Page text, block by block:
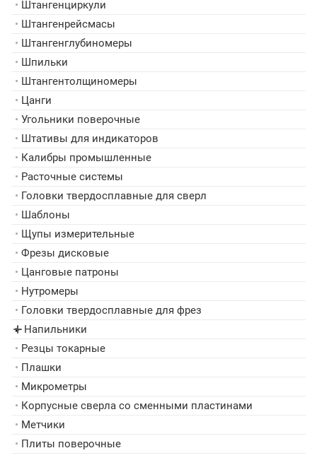
• Штангенциркули
• Штангенрейсмасы
• Штангенглубиномеры
• Шпильки
• Штангентолщиномеры
• Цанги
• Угольники поверочные
• Штативы для индикаторов
• Калибры промышленные
• Расточные системы
• Головки твердосплавные для сверл
• Шаблоны
• Щупы измерительные
• Фрезы дисковые
• Цанговые патроны
• Нутромеры
• Головки твердосплавные для фрез
▸ Напильники
• Резцы токарные
• Плашки
• Микрометры
• Корпусные сверла со сменными пластинами
• Метчики
• Плиты поверочные